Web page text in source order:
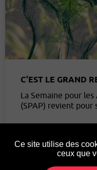
C’EST LE GRAND
La Semaine pour
(SPAP) revient pour
Ce site utilise des
ceux que